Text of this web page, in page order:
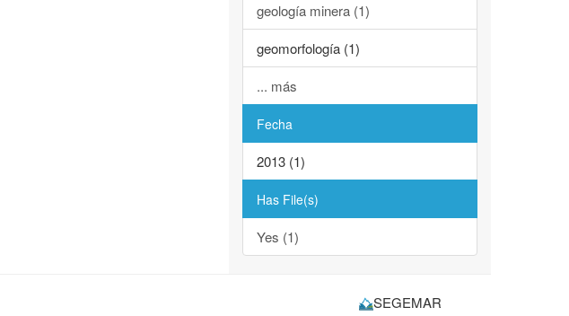
geología minera (1)
geomorfología (1)
... más
Fecha
2013 (1)
Has File(s)
Yes (1)
SEGEMAR